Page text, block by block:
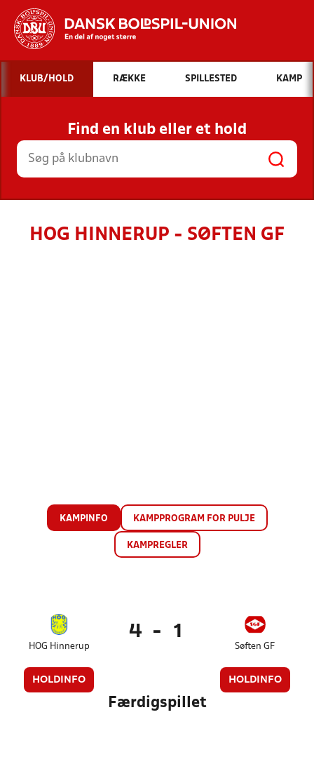
Hvad vil du søge efter?
INDHOLD OG NYHEDER
STILLINGER, RESULTATER, KLUBBER OG
HOLD
KLUB/HOLD RÆKKE SPILLESTED KAMP
Find en klub eller et hold
HOG HINNERUP - SØFTEN GF
KAMPINFO KAMPPROGRAM FOR PULJE
KAMPREGLER
HOG Hinnerup
HOLDINFO
4 - 1
Søften GF
HOLDINFO
Færdigspillet